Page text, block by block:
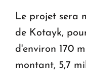
Le projet sera
de Kotayk,
d'environ 170
montant, 5,7